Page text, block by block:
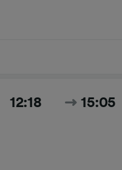
12:18 15:05